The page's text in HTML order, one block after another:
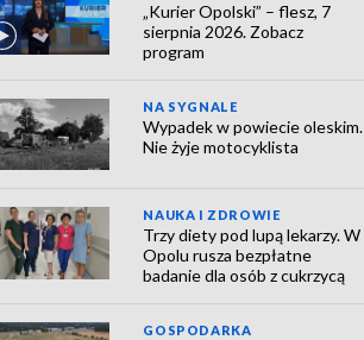
„Kurier Opolski” – flesz, 7
sierpnia 2026. Zobacz
program
NA SYGNALE
Wypadek w powiecie oleskim.
Nie żyje motocyklista
NAUKA I ZDROWIE
Trzy diety pod lupą lekarzy. W
Opolu rusza bezpłatne
badanie dla osób z cukrzycą
GOSPODARKA